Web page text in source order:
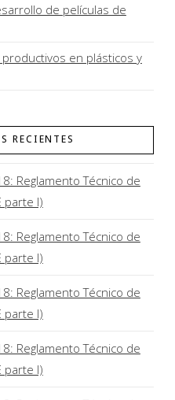
de películas de
en plásticos y
RECIENTES
Reglamento Técnico de
parte I)
Reglamento Técnico de
parte I)
Reglamento Técnico de
parte I)
Reglamento Técnico de
parte I)